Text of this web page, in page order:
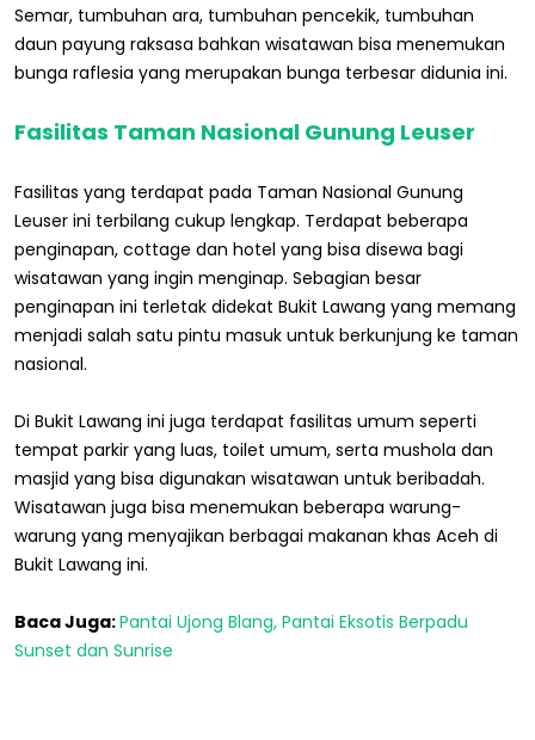
Semar, tumbuhan ara, tumbuhan pencekik, tumbuhan
daun payung raksasa bahkan wisatawan bisa menemukan
bunga raflesia yang merupakan bunga terbesar didunia ini.
Fasilitas Taman Nasional Gunung Leuser
Fasilitas yang terdapat pada Taman Nasional Gunung
Leuser ini terbilang cukup lengkap. Terdapat beberapa
penginapan, cottage dan hotel yang bisa disewa bagi
wisatawan yang ingin menginap. Sebagian besar
penginapan ini terletak didekat Bukit Lawang yang memang
menjadi salah satu pintu masuk untuk berkunjung ke taman
nasional.
Di Bukit Lawang ini juga terdapat fasilitas umum seperti
tempat parkir yang luas, toilet umum, serta mushola dan
masjid yang bisa digunakan wisatawan untuk beribadah.
Wisatawan juga bisa menemukan beberapa warung-
warung yang menyajikan berbagai makanan khas Aceh di
Bukit Lawang ini.
Baca Juga:Pantai Ujong Blang, Pantai Eksotis Berpadu
Sunset dan Sunrise